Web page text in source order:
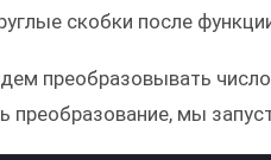
скобки после
преобразовывать
преобразование, мы